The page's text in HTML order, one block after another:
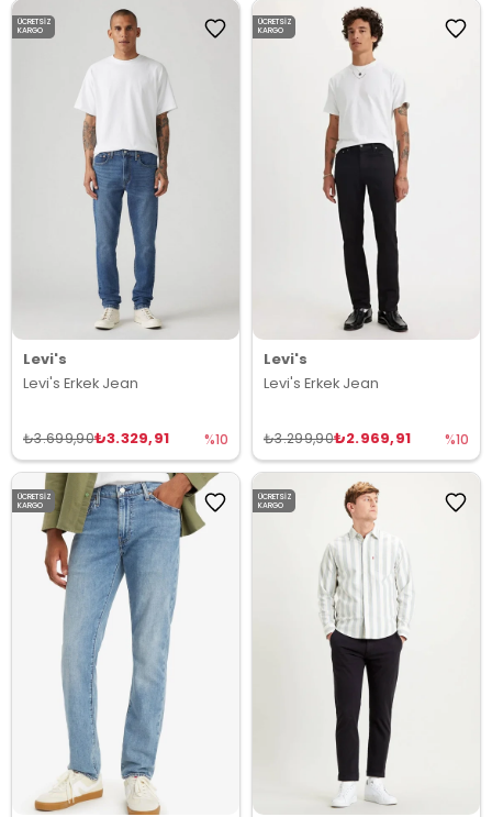
Levi's
Levi's Erkek Jean
₺3.329,91
₺3.699,90 %10
ÜCRETSIZ
KARGO
Levi's
Levi's Erkek Jean
₺2.969,91
₺3.299,90 %10
ÜCRETSIZ
KARGO
ÜCRETSIZ
KARGO
ÜCRETSIZ
KARGO